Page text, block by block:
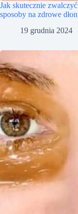
Jak skutecznie
sposoby na zdrowe
19 grudnia 2024